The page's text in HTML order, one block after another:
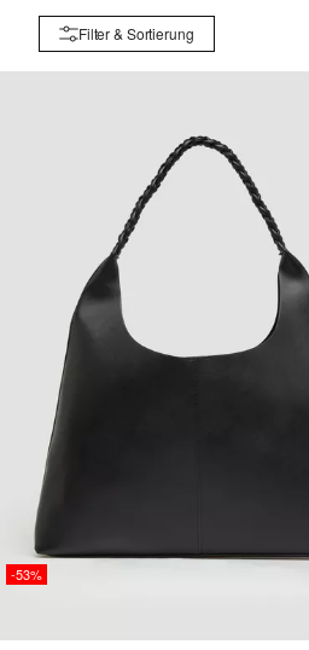
Filter & Sortierung
-53%